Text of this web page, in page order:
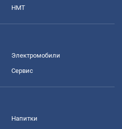
НМТ
Электромобили
Сервис
Напитки